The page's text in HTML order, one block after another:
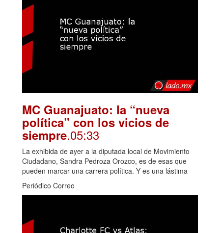
MC Guanajuato: la “nueva
política” con los vicios de
siempre.05:33
La exhibida de ayer a la diputada local de Movimiento
Ciudadano, Sandra Pedroza Orozco, es de esas que
pueden marcar una carrera política. Y es una lástima
Periódico Correo